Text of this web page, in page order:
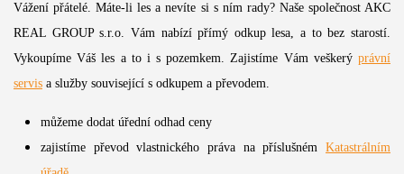
Vážení přátelé. Máte-li les a nevíte si s ním rady? Naše společnost AKC
REAL GROUP s.r.o. Vám nabízí přímý odkup lesa, a to bez starostí.
Vykoupíme Váš les a to i s pozemkem. Zajistíme Vám veškerýprávní
servisa služby související s odkupem a převodem.
můžeme dodat úřední odhad ceny
zajistíme převod vlastnického práva na příslušnémKatastrálním